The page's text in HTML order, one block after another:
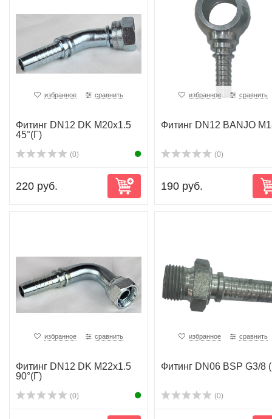
избранное сравнить
Фитинг DN12 DK M20x1.5
45°(Г)
(0)
220 руб.
избранное сравнить
Фитинг DN12 BANJO
(0)
190 руб.
избранное сравнить
Фитинг DN12 DK M22x1.5
90°(Г)
(0)
избранное сравнить
Фитинг DN06 BSP G3/8
(0)